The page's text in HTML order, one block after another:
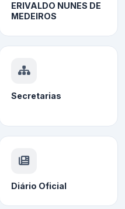
ERIVALDO NUNES DE
MEDEIROS
Secretarias
Diário Oficial